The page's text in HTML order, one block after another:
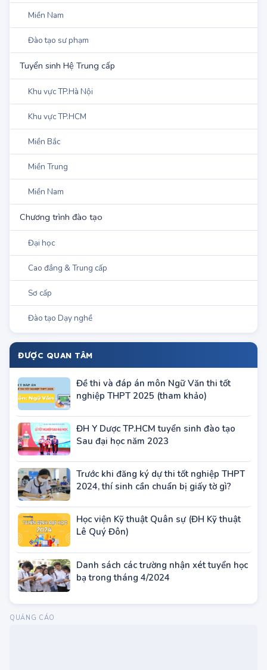
Tuyển sinh Hệ Trung cấp
Khu vực TP.Hà Nội
Khu vực TP.HCM
Miền Bắc
Miền Trung
Miền Nam
Chương trình đào tạo
Đại học
Cao đẳng & Trung cấp
Sơ cấp
Đào tạo Dạy nghề
ĐƯỢC QUAN TÂM
Đề thi và đáp án môn Ngữ Văn thi tốt
ĐH Y Dược TP.HCM tuyển sinh đào tạo
Sau đại học năm 2023
Trước khi đăng ký dự thi tốt nghiệp THPT
2024, thí sinh cần chuẩn bị giấy tờ gì?
Học viện Kỹ thuật Quân sự (ĐH Kỹ thuật
Lê Quý Đôn)
Danh sách các trường nhận xét tuyển học
bạ trong tháng 4/2024